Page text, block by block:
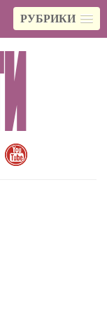
РУБРИКИ